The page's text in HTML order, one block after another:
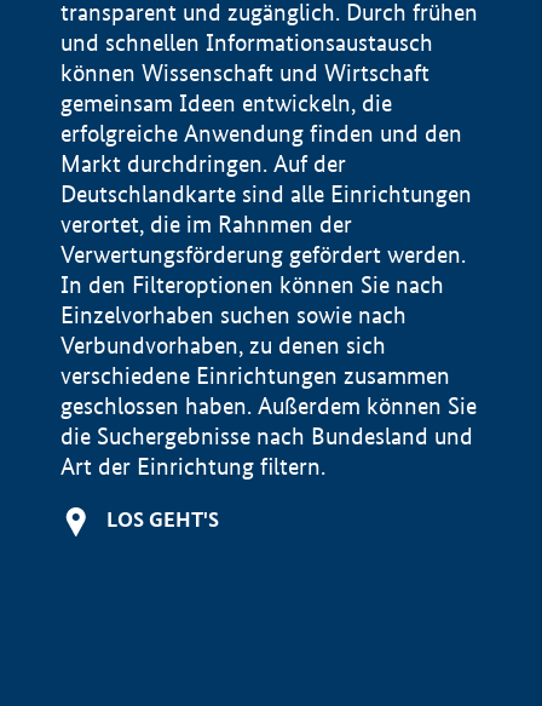
transparent und zugänglich. Durch frühen
und schnellen Informationsaustausch
können Wissenschaft und Wirtschaft
gemeinsam Ideen entwickeln, die
erfolgreiche Anwendung finden und den
Markt durchdringen. Auf der
Deutschlandkarte sind alle Einrichtungen
verortet, die im Rahnmen der
Verwertungsförderung gefördert werden.
In den Filteroptionen können Sie nach
Einzelvorhaben suchen sowie nach
Verbundvorhaben, zu denen sich
verschiedene Einrichtungen zusammen
geschlossen haben. Außerdem können Sie
die Suchergebnisse nach Bundesland und
Art der Einrichtung filtern.
LOS GEHT'S